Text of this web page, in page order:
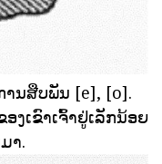
ານສືບພັນ [e], [o].
ງເຂົາເຈົ້າຢູ່ເລັກນ້ອຍ
າ.